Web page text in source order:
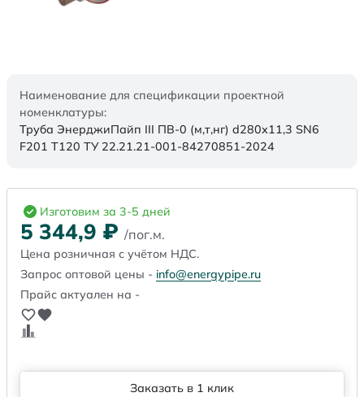
Наименование для спецификации проектной
номенклатуры:
Труба ЭнерджиПайп III ПВ-0 (м,т,нг) d280х11,3 SN6
F201 Т120 ТУ 22.21.21-001-84270851-2024
Изготовим за 3-5 дней
5 344,9 ₽ /пог.м.
Цена розничная с учётом НДС.
Запрос оптовой цены - info@energypipe.ru
Прайс актуален на -
Заказать в 1 клик